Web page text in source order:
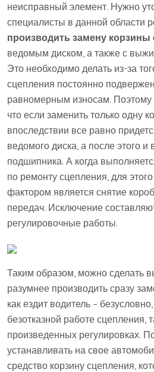
неисправный элемент. Нужно
специалисты в данной области
производить замену корзины
ведомым диском, а также с
Это необходимо делать из-за
сцепления постоянно
равномерным износам.
что если заменить только одну
впоследствии все равно
ведомого диска, а после этого
подшипника. А когда
по ремонту сцепления, для
фактором является снятие
передач. Исключение
регулировочные работы.
Таким образом, можно сделать
разумнее производить сразу
как ездит водитель –
безотказной работе сцепления,
произведенных регулировках.
устанавливать на свое
средство корзину сцепления,